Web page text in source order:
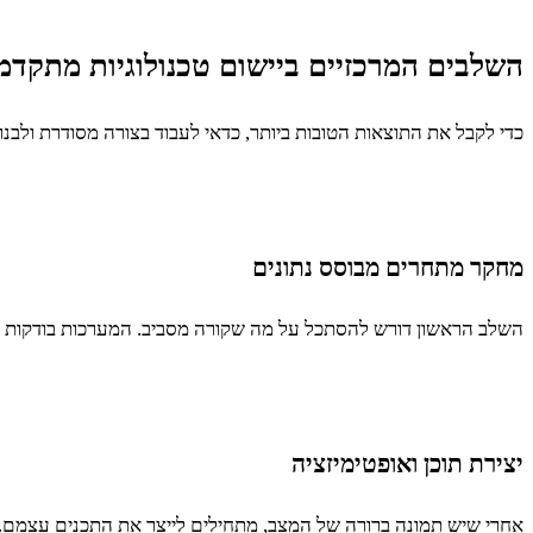
השלבים המרכזיים ביישום טכנולוגיות
כדי לקבל את התוצאות הטובות ביותר, כדאי לעבוד בצורה מסודרת
מחקר מתחרים מבוסס נתונים
השלב הראשון דורש להסתכל על מה שקורה מסביב. המערכות בודקות
יצירת תוכן ואופטימיזציה
אחרי שיש תמונה ברורה של המצב, מתחילים לייצר את התכנים